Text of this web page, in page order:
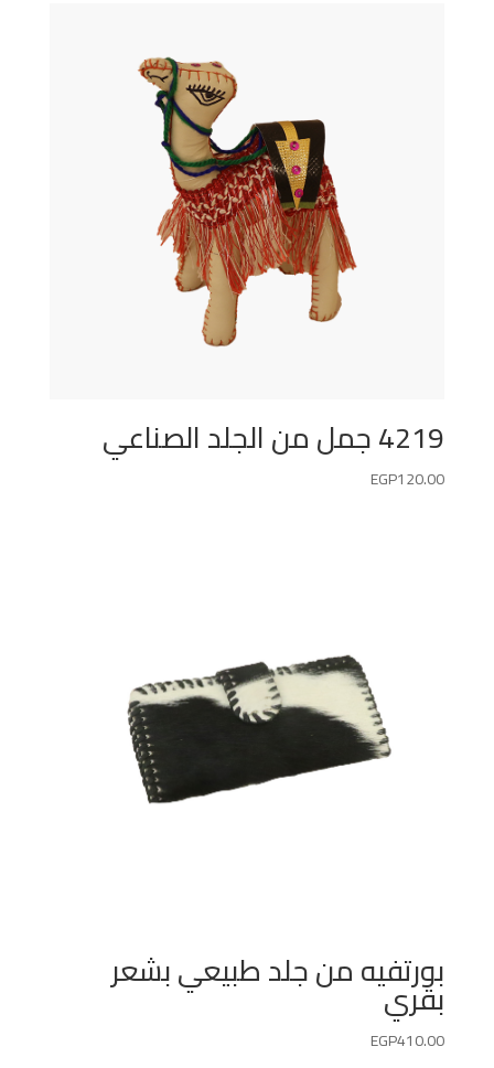
4219 جمل من الجلد الصناعي
EGP120.00
بورتفيه من جلد طبيعي بشعر
بقري
EGP410.00